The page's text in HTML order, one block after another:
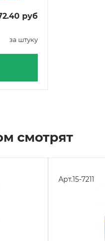
руб
за штуку
смотрят
Арт.15-7211